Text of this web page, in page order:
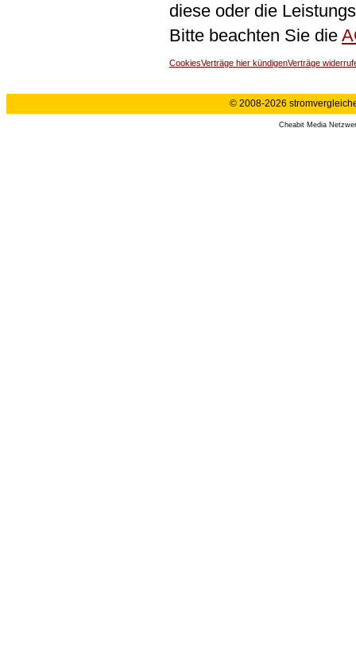
diese oder die
Bitte beachten Sie die
CookiesVerträge hier kündigenVerträge
© 2008-2026
Cheabit Media